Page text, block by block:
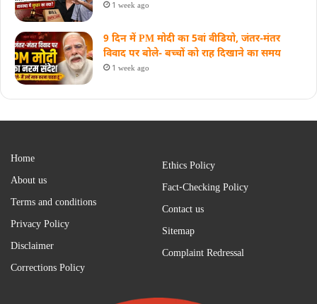
1 week ago
9 दिन में PM मोदी का 5वां वीडियो, जंतर-मंतर
विवाद पर बोले- बच्चों को राह दिखाने का समय
1 week ago
Home
About us
Terms and conditions
Privacy Policy
Disclaimer
Corrections Policy
Ethics Policy
Fact-Checking Policy
Contact us
Sitemap
Complaint Redressal